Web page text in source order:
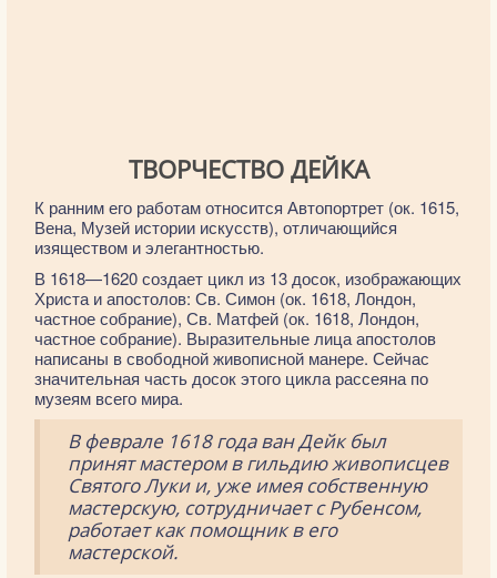
ТВОРЧЕСТВО ДЕЙКА
К ранним его работам относится Автопортрет (ок. 1615,
Вена, Музей истории искусств), отличающийся
изяществом и элегантностью.
В 1618—1620 создает цикл из 13 досок, изображающих
Христа и апостолов: Св. Симон (ок. 1618, Лондон,
частное собрание), Св. Матфей (ок. 1618, Лондон,
частное собрание). Выразительные лица апостолов
написаны в свободной живописной манере. Сейчас
значительная часть досок этого цикла рассеяна по
музеям всего мира.
В феврале 1618 года ван Дейк был
принят мастером в гильдию живописцев
Святого Луки и, уже имея собственную
мастерскую, сотрудничает с Рубенсом,
работает как помощник в его
мастерской.